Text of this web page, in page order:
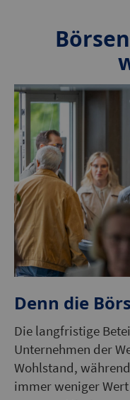
Denn die
Die langfristige
Unternehmen der
Wohlstand,
immer weniger